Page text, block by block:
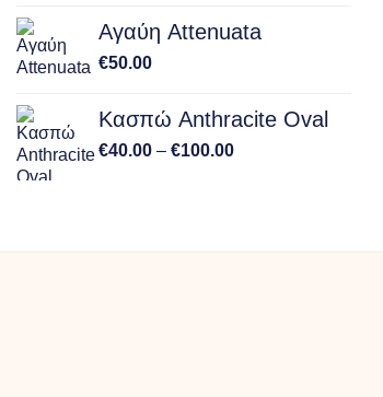
Αγαύη Attenuata
€50.00
Κασπώ Anthracite Oval
€40.00 – €100.00Price